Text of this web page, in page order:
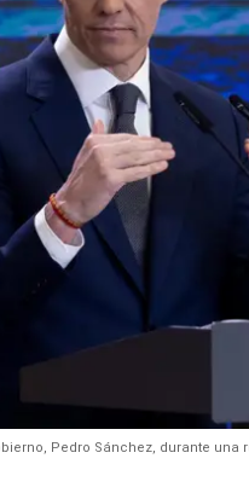
Pedro Sánchez, durante